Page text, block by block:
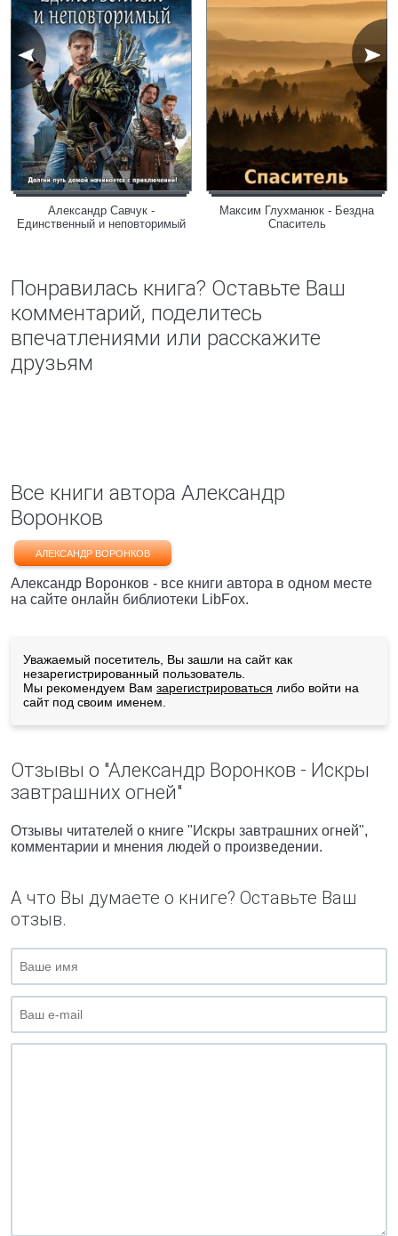
Александр Савчук -
Единственный и неповторимый
Максим Глухманюк - Бездна
Спаситель
Понравилась книга? Оставьте Ваш
комментарий, поделитесь
впечатлениями или расскажите
друзьям
Все книги автора Александр
Воронков
АЛЕКСАНДР ВОРОНКОВ
Александр Воронков - все книги автора в одном месте
на сайте онлайн библиотеки LibFox.
Уважаемый посетитель, Вы зашли на сайт как
незарегистрированный пользователь.
Мы рекомендуем Вам зарегистрироваться либо войти на
сайт под своим именем.
Отзывы о "Александр Воронков - Искры
завтрашних огней"
Отзывы читателей о книге "Искры завтрашних огней",
комментарии и мнения людей о произведении.
А что Вы думаете о книге? Оставьте Ваш
отзыв.